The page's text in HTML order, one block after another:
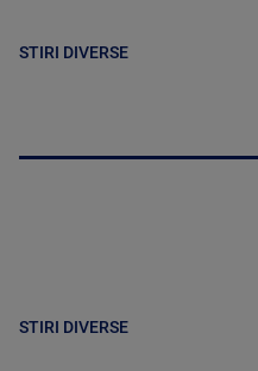
STIRI DIVERSE
STIRI DIVERSE